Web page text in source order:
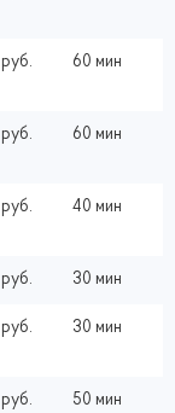
60 мин
60 мин
40 мин
30 мин
30 мин
50 мин